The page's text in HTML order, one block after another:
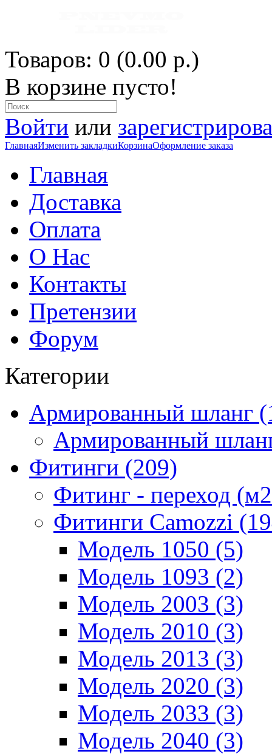
Товаров: 0 (0.00 р.)
В корзине пусто!
Войти или
ГлавнаяИзменить закладкиКорзинаОформление заказа
Главная
Доставка
Оплата
О Нас
Контакты
Претензии
Форум
Категории
Армированный шланг
Армированный
Фитинги (209)
Фитинг - переход
Фитинги Camozzi
Модель 1050 (5)
Модель 1093 (2)
Модель 2003 (3)
Модель 2010 (3)
Модель 2013 (3)
Модель 2020 (3)
Модель 2033 (3)
Модель 2040 (3)